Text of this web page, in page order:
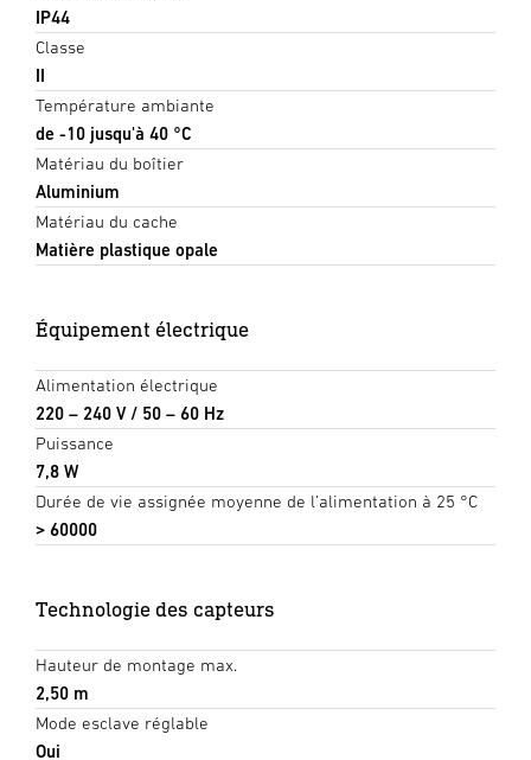
IP44
Classe
II
Température ambiante
de -10 jusqu'à 40 °C
Matériau du boîtier
Aluminium
Matériau du cache
Matière plastique opale
Équipement électrique
Alimentation électrique
220 – 240 V / 50 – 60 Hz
Puissance
7,8 W
Durée de vie assignée moyenne de l’alimentation à 25 °C
> 60000
Technologie des capteurs
Hauteur de montage max.
2,50 m
Mode esclave réglable
Oui